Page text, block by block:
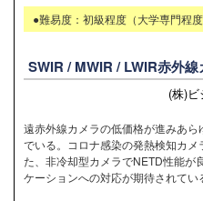
●難易度：初級程度（大学専門程
SWIR / MWIR / LWIR赤外
(株)
遠赤外線カメラの低価格が進みあ
でいる。コロナ感染の発熱検知カ
た、非冷却型カメラでNETD性能が
ケーションへの対応が期待されてい